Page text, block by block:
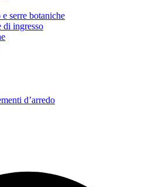
e serre botaniche
di ingresso
d’arredo